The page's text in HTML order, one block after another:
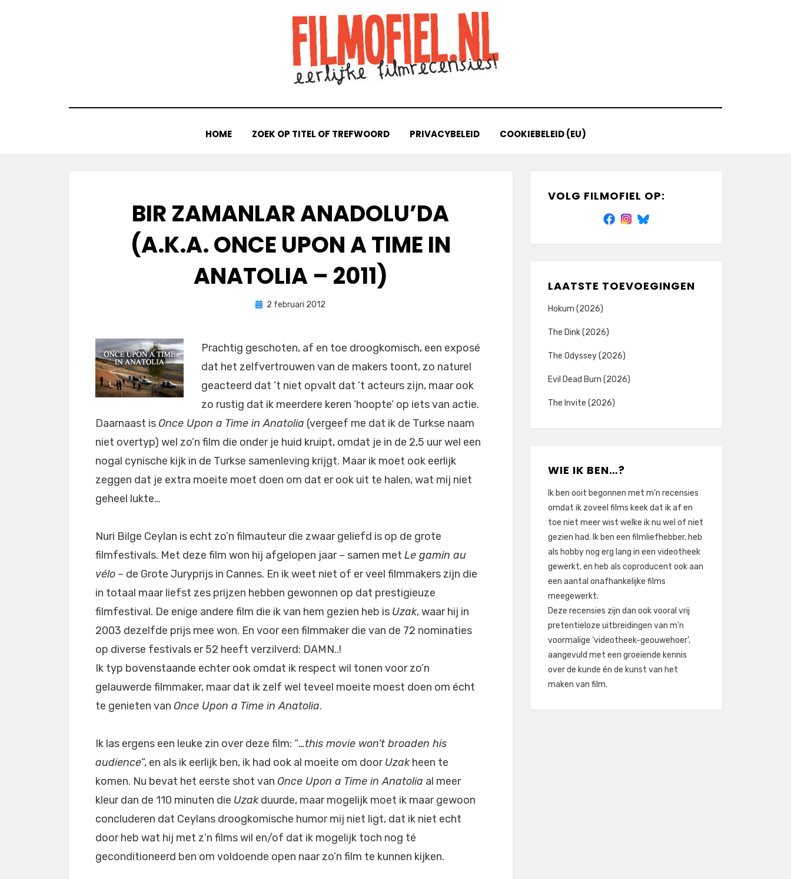
HOME ZOEK OP TITEL OF TREFWOORD PRIVACYBELEID COOKIEBELEID (EU)
BIR ZAMANLAR ANADOLU’DA
(A.K.A. ONCE UPON A TIME IN
ANATOLIA – 2011)
doorFilmofiel.nl
Geplaatst
2 februari 2012
Prachtig geschoten, af en toe droogkomisch, een exposé
dat het zelfvertrouwen van de makers toont, zo naturel
geacteerd dat ’t niet opvalt dat ’t acteurs zijn, maar ook
zo rustig dat ik meerdere keren ‘hoopte’ op iets van actie.
Daarnaast is Once Upon a Time in Anatolia (vergeef me dat ik de Turkse naam
niet overtyp) wel zo’n film die onder je huid kruipt, omdat je in de 2,5 uur wel een
nogal cynische kijk in de Turkse samenleving krijgt. Maar ik moet ook eerlijk
zeggen dat je extra moeite moet doen om dat er ook uit te halen, wat mij niet
geheel lukte…
Nuri Bilge Ceylan is echt zo’n filmauteur die zwaar geliefd is op de grote
filmfestivals. Met deze film won hij afgelopen jaar – samen met Le gamin au
vélo – de Grote Juryprijs in Cannes. En ik weet niet of er veel filmmakers zijn die
in totaal maar liefst zes prijzen hebben gewonnen op dat prestigieuze
filmfestival. De enige andere film die ik van hem gezien heb is Uzak, waar hij in
2003 dezelfde prijs mee won. En voor een filmmaker die van de 72 nominaties
op diverse festivals er 52 heeft verzilverd: DAMN..!
Ik typ bovenstaande echter ook omdat ik respect wil tonen voor zo’n
gelauwerde filmmaker, maar dat ik zelf wel teveel moeite moest doen om écht
te genieten van Once Upon a Time in Anatolia.
Ik las ergens een leuke zin over deze film: “…this movie won’t broaden his
audience“, en als ik eerlijk ben, ik had ook al moeite om doorUzakheen te
komen. Nu bevat het eerste shot van Once Upon a Time in Anatolia al meer
kleur dan de 110 minuten die Uzakduurde, maar mogelijk moet ik maar gewoon
concluderen dat Ceylans droogkomische humor mij niet ligt, dat ik niet echt
door heb wat hij met z’n films wil en/of dat ik mogelijk toch nog té
geconditioneerd ben om voldoende open naar zo’n film te kunnen kijken.
VOLG FILMOFIEL OP:
LAATSTE TOEVOEGINGEN
Hokum (2026)
The Dink (2026)
The Odyssey (2026)
Evil Dead Burn (2026)
The Invite (2026)
WIE IK BEN…?
Ik ben ooit begonnen met m’n recensies
omdat ik zoveel films keek dat ik af en
toe niet meer wist welke ik nu wel of niet
gezien had. Ik ben een filmliefhebber, heb
als hobby nog erg lang in een videotheek
gewerkt, en heb als coproducent ook aan
een aantal onafhankelijke films
meegewerkt.
Deze recensies zijn dan ook vooral vrij
pretentieloze uitbreidingen van m’n
voormalige ‘videotheek-geouwehoer’,
aangevuld met een groeiende kennis
over de kunde én de kunst van het
maken van film.